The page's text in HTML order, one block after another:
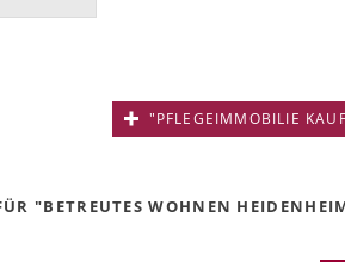
"PFLEGEIMMOBILIE
"BETREUTES WOHNEN